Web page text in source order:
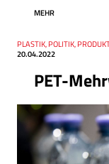
MEHR
PET-
Thema
PLASTIK, POLITIK,
Datum
20.04.2022